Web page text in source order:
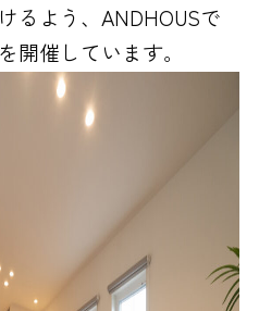
るよう、ANDHOUSで
開催しています。